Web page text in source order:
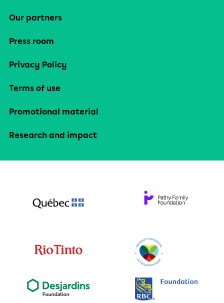
Our partners
Press room
Privacy Policy
Terms of use
Promotional material
Research and impact